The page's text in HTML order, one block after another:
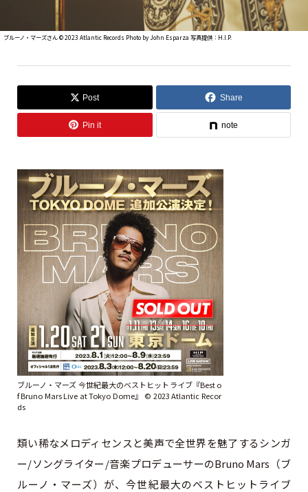
ブルーノ・マーズさん ©︎ 2023 Atlantic Records Photo by John Esparza 写真提供：H.I.P.
Post Share
Pin it note
ブルーノ・マーズ 今世紀最大のベストヒットライブ『Best o
f Bruno Mars Live at Tokyo Dome』 ©︎ 2023 Atlantic Recor
ds
類い稀なメロディセンスと美声で全世界を魅了するシンガ
ー/ソングライター/音楽プロデューサーのBruno Mars（ブ
ルーノ・マーズ）が、今世紀最大のベストヒットライブ